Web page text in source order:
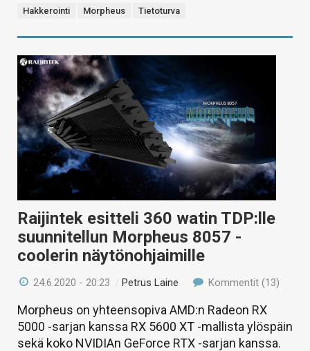
Hakkerointi Morpheus Tietoturva
Raijintek esitteli 360 watin TDP:lle
suunnitellun Morpheus 8057 -
coolerin näytönohjaimille
24.6.2020 - 20:23 /Petrus Laine Kommentit (13)
Morpheus on yhteensopiva AMD:n Radeon RX
5000 -sarjan kanssa RX 5600 XT -mallista ylöspäin
sekä koko NVIDIAn GeForce RTX -sarjan kanssa.